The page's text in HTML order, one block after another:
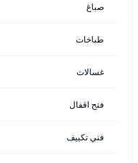
صباغ
طباخات
غسالات
فتح اقفال
فني تكييف